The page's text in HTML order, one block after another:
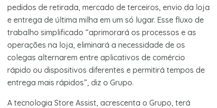
pedidos de retirada, mercado de terceiros, envio da loja
e entrega de última milha em um só lugar. Esse fluxo de
trabalho simplificado “aprimorará os processos e as
operações na loja, eliminará a necessidade de os
colegas alternarem entre aplicativos de comércio
rápido ou dispositivos diferentes e permitirá tempos de
entrega mais rápidos”, diz o Grupo.
A tecnologia Store Assist, acrescenta o Grupo, terá